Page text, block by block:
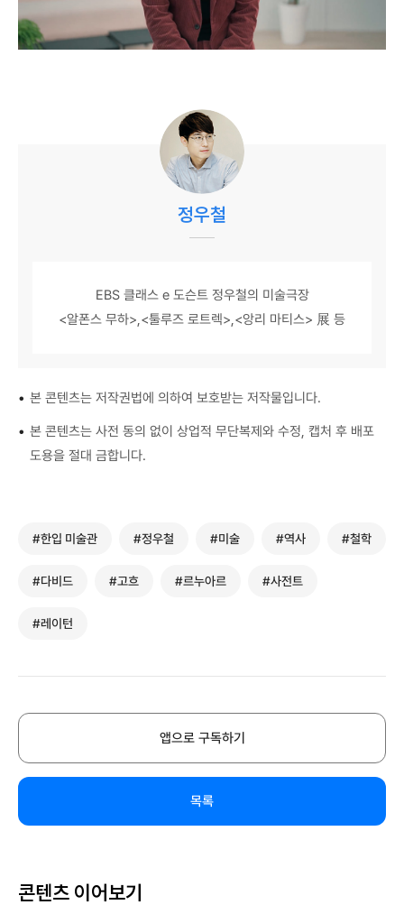
정우철
EBS 클래스 e 도슨트 정우철의 미술극장
<알폰스 무하>,<툴루즈 로트렉>,<앙리 마티스> 展 등
• 본 콘텐츠는 저작권법에 의하여 보호받는 저작물입니다.
• 본 콘텐츠는 사전 동의 없이 상업적 무단복제와 수정, 캡처 후 배포
도용을 절대 금합니다.
#한입 미술관 #정우철 #미술 #역사 #철학
#다비드 #고흐 #르누아르 #사전트
#레이턴
앱으로 구독하기
목록
콘텐츠 이어보기